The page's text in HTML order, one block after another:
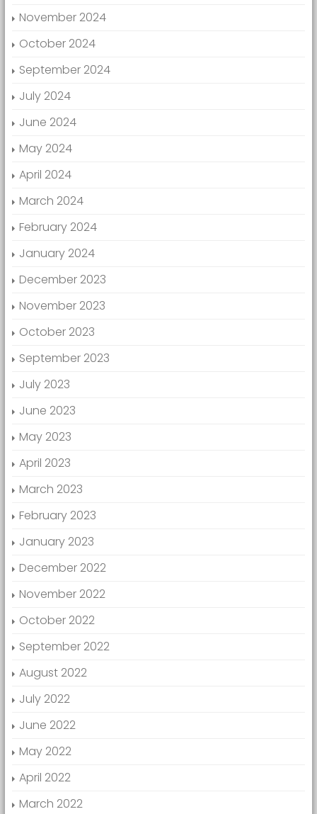
November 2024
October 2024
September 2024
July 2024
June 2024
May 2024
April 2024
March 2024
February 2024
January 2024
December 2023
November 2023
October 2023
September 2023
July 2023
June 2023
May 2023
April 2023
March 2023
February 2023
January 2023
December 2022
November 2022
October 2022
September 2022
August 2022
July 2022
June 2022
May 2022
April 2022
March 2022